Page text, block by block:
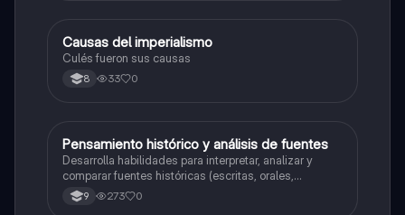
Sociales/Historia
Causas del imperialismo
Culés fueron sus causas
8 33 0
Sociales/Historia
Pensamiento histórico y análisis de fuentes
Desarrolla habilidades para interpretar, analizar y
comparar fuentes históricas (escritas, orales,
audiovisuales) con el fin de construir una visión crítica
y argumentada de los procesos del pasado.
9 273 0